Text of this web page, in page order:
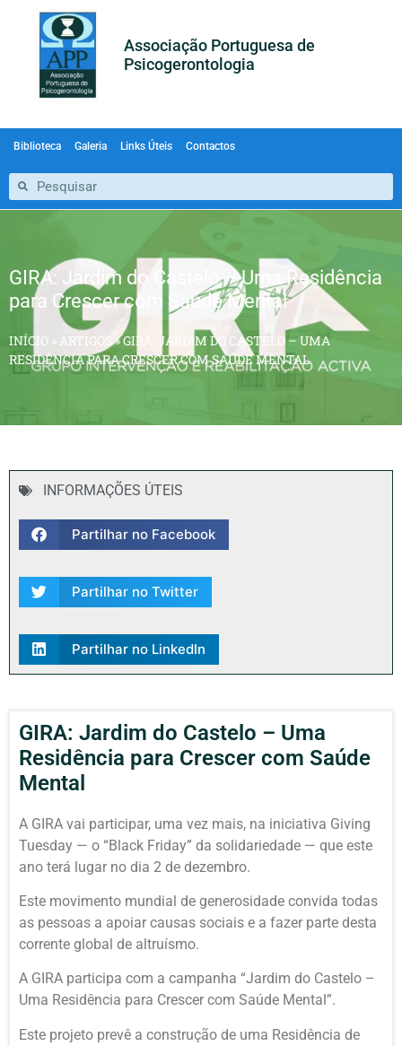
Associação Portuguesa de
Psicogerontologia
Biblioteca Galeria Links Úteis Contactos
GIRA: Jardim do Castelo – Uma Residência
para Crescer com Saúde Mental
INÍCIO » ARTIGOS»GIRA: JARDIM DO CASTELO – UMA
RESIDÊNCIA PARA CRESCER COM SAÚDE MENTAL
INFORMAÇÕES ÚTEIS
Partilhar no Facebook
Partilhar no Twitter
Partilhar no LinkedIn
GIRA: Jardim do Castelo – Uma
Residência para Crescer com Saúde
Mental
A GIRA vai participar, uma vez mais, na iniciativa Giving
Tuesday — o “Black Friday” da solidariedade — que este
ano terá lugar no dia 2 de dezembro.
Este movimento mundial de generosidade convida todas
as pessoas a apoiar causas sociais e a fazer parte desta
corrente global de altruísmo.
A GIRA participa com a campanha “Jardim do Castelo –
Uma Residência para Crescer com Saúde Mental”.
Este projeto prevê a construção de uma Residência de